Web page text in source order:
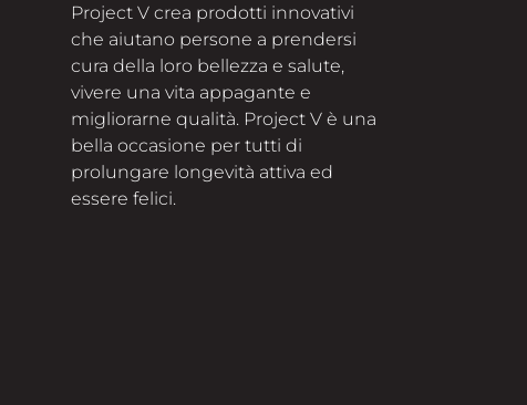
Project V crea prodotti innovativi
che aiutano persone a prendersi
cura della loro bellezza e salute,
vivere una vita appagante e
migliorarne qualità. Project V è una
bella occasione per tutti di
prolungare longevità attiva ed
essere felici.